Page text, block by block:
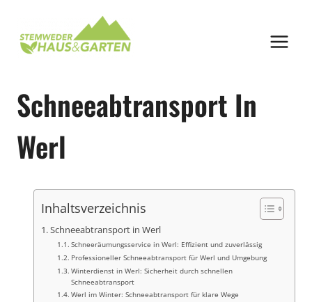
springen
Schneeabtransport In
Werl
Inhaltsverzeichnis
Schneeabtransport in Werl
Schneeräumungsservice in Werl: Effizient und zuverlässig
Professioneller Schneeabtransport für Werl und Umgebung
Winterdienst in Werl: Sicherheit durch schnellen
Schneeabtransport
Werl im Winter: Schneeabtransport für klare Wege